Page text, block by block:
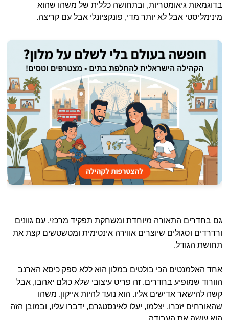
בדוגמאות גיאומטריות, ובתחושה כללית של משהו שהוא
מינימליסטי אבל לא יותר מדי, פונקציונלי אבל עם קריצה.
גם בחדרים התאורה מיוחדת ומשחקת תפקיד מרכזי, עם גוונים
ורדרדים וסגולים שיוצרים אווירה אינטימית ומטשטשים קצת את
תחושת הגודל.
אחד האלמנטים הכי בולטים במלון הוא ללא ספק כיסא הארנב
הוורוד שמופיע בחדרים. זה פריט עיצובי שלא כולם יאהבו, אבל
קשה להישאר אדישים אליו. הוא נועד להיות אייקון, משהו
שהאורחים יזכרו, יצלמו, יעלו לאינסטגרם, ידברו עליו, ובמובן הזה